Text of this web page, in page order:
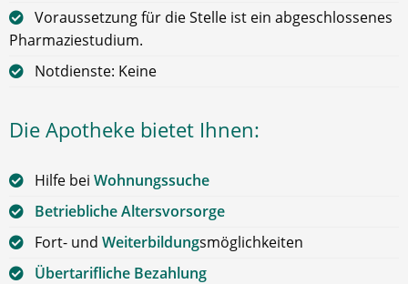
Voraussetzung für die Stelle ist ein abgeschlossenes
Pharmaziestudium.
Notdienste: Keine
Die Apotheke bietet Ihnen:
Hilfe bei Wohnungssuche
Betriebliche Altersvorsorge
Fort- und Weiterbildungsmöglichkeiten
Übertarifliche Bezahlung